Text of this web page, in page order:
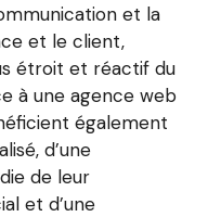
et la
et le client,
étroit et réactif du
à une agence web
également
d’une
de leur
et d’une